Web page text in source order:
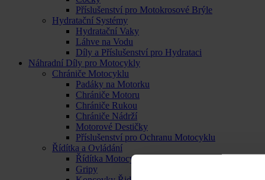
Příslušenství pro Motokrosové Brýle
Hydratační Systémy
Hydratační Vaky
Láhve na Vodu
Díly a Příslušenství pro Hydrataci
Náhradní Díly pro Motocykly
Chrániče Motocyklu
Padáky na Motorku
Chrániče Motoru
Chrániče Rukou
Chrániče Nádrží
Motorové Destičky
Příslušenství pro Ochranu Motocyklu
Řídítka a Ovládání
Řídítka Motocyklu
Gripy